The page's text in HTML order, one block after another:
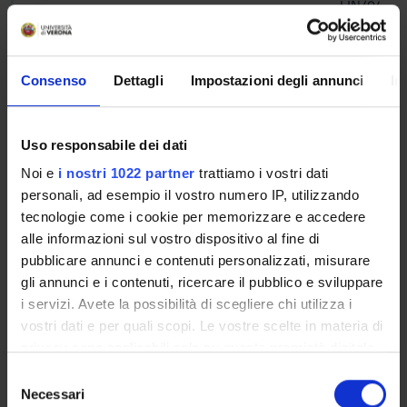
Consenso Dettagli Impostazioni degli annunci
Uso responsabile dei dati
Noi e i nostri 1022 partner trattiamo i vostri dati
personali, ad esempio il vostro numero IP, utilizzando
tecnologie come i cookie per memorizzare e accedere
alle informazioni sul vostro dispositivo al fine di
pubblicare annunci e contenuti personalizzati, misurare
gli annunci e i contenuti, ricercare il pubblico e sviluppare
i servizi. Avete la possibilità di scegliere chi utilizza i
vostri dati e per quali scopi. Le vostre scelte in materia di
modificare o revocare il proprio consenso in qualsiasi
Necessari
LIN/04
Varieties of German 1 9 B
L-
LIN/14
Varieties of the Russian
language 1
9 B
L-
LIN/21
History of international
trading
6 C
SECS-
P/12
2° Year It will be activated in the A.Y. 2026/2027
SSD